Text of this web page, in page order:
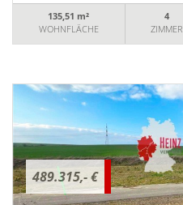
135,51 m²
WOHNFLÄCHE
4
ZIMMER
489.315,- €